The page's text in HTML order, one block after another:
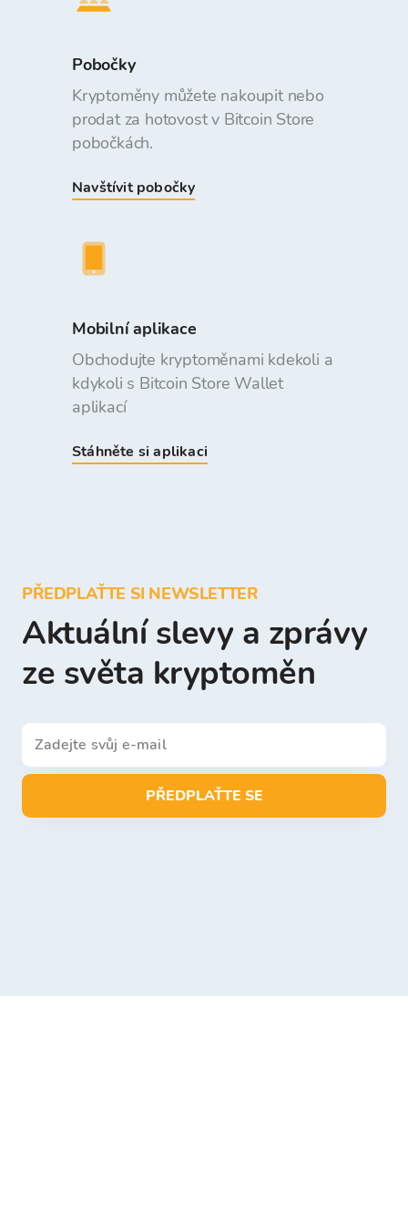
Pobočky
Kryptoměny můžete nakoupit nebo
prodat za hotovost v Bitcoin Store
pobočkách.
Navštívit pobočky
Mobilní aplikace
Obchodujte kryptoměnami kdekoli a
kdykoli s Bitcoin Store Wallet
aplikací
Stáhněte si aplikaci
PŘEDPLAŤTE SI NEWSLETTER
Aktuální slevy a zprávy
ze světa kryptoměn
PŘEDPLAŤTE SE